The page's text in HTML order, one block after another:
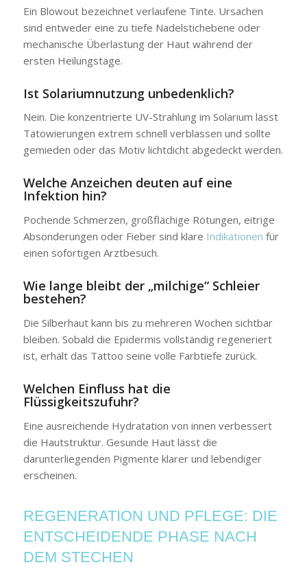
Ein Blowout bezeichnet verlaufene Tinte. Ursachen
sind entweder eine zu tiefe Nadelstichebene oder
mechanische Überlastung der Haut während der
ersten Heilungstage.
Ist Solariumnutzung unbedenklich?
Nein. Die konzentrierte UV-Strahlung im Solarium lässt
Tätowierungen extrem schnell verblassen und sollte
gemieden oder das Motiv lichtdicht abgedeckt werden.
Welche Anzeichen deuten auf eine
Infektion hin?
Pochende Schmerzen, großflächige Rötungen, eitrige
Absonderungen oder Fieber sind klare Indikationen für
einen sofortigen Arztbesuch.
Wie lange bleibt der „milchige“ Schleier
bestehen?
Die Silberhaut kann bis zu mehreren Wochen sichtbar
bleiben. Sobald die Epidermis vollständig regeneriert
ist, erhält das Tattoo seine volle Farbtiefe zurück.
Welchen Einfluss hat die
Flüssigkeitszufuhr?
Eine ausreichende Hydratation von innen verbessert
die Hautstruktur. Gesunde Haut lässt die
darunterliegenden Pigmente klarer und lebendiger
erscheinen.
REGENERATION UND PFLEGE: DIE
ENTSCHEIDENDE PHASE NACH
DEM STECHEN